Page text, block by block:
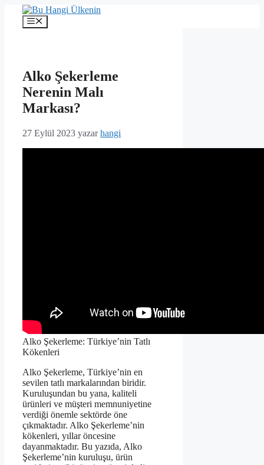
İçeriğe
Menü
Alko Şekerleme
Nerenin Malı
Markası?
27 Eylül 2023 yazarhangi
Alko Şekerleme: Türkiye’nin Tatlı
Kökenleri
Alko Şekerleme, Türkiye’nin en
sevilen tatlı markalarından biridir.
Kuruluşundan bu yana, kaliteli
ürünleri ve müşteri memnuniyetine
verdiği önemle sektörde öne
çıkmaktadır. Alko Şekerleme’nin
kökenleri, yıllar öncesine
dayanmaktadır. Bu yazıda, Alko
Şekerleme’nin kuruluşu, ürün